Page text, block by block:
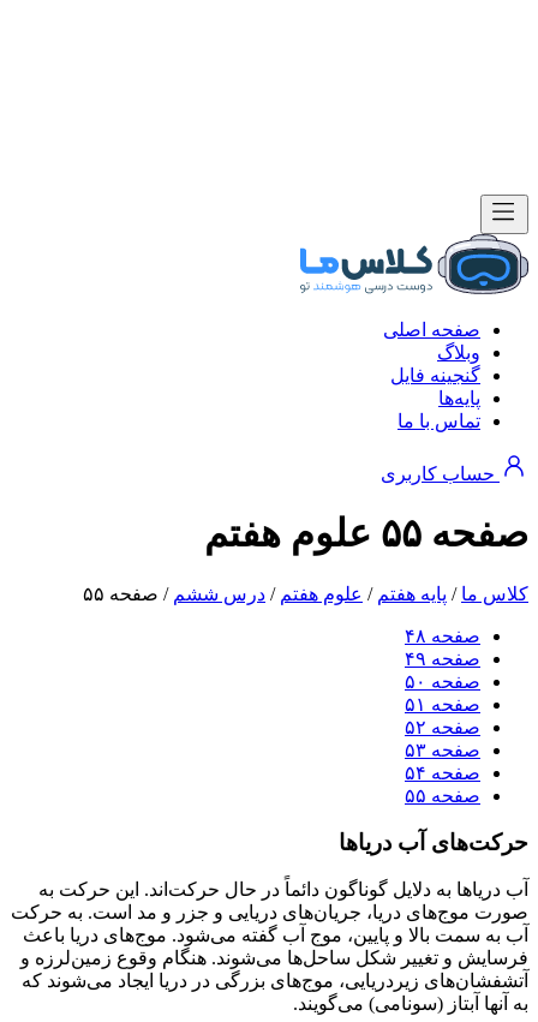
صفحه اصلی
وبلاگ
گنجینه فایل
پایه‌ها
تماس با ما
حساب کاربری
صفحه ۵۵ علوم هفتم
کلاس ما / پایه هفتم / علوم هفتم / درس ششم / صفحه ۵۵
صفحه ۴۸
صفحه ۴۹
صفحه ۵۰
صفحه ۵۱
صفحه ۵۲
صفحه ۵۳
صفحه ۵۴
صفحه ۵۵
حرکت‌های آب دریاها
آب دریاها به دلایل گوناگون دائماً در حال حرکت‌اند. این حرکت به
صورت موج‌های دریا، جریان‌های دریایی و جزر و مد است. به حرکت
آب به سمت بالا و پایین، موج آب گفته می‌شود. موج‌های دریا باعث
فرسایش و تغییر شکل ساحل‌ها می‌شوند. هنگام وقوع زمین‌لرزه و
آتشفشان‌های زیردریایی، موج‌های بزرگی در دریا ایجاد می‌شوند که
به آنها آبتاز (سونامی) می‌گویند.